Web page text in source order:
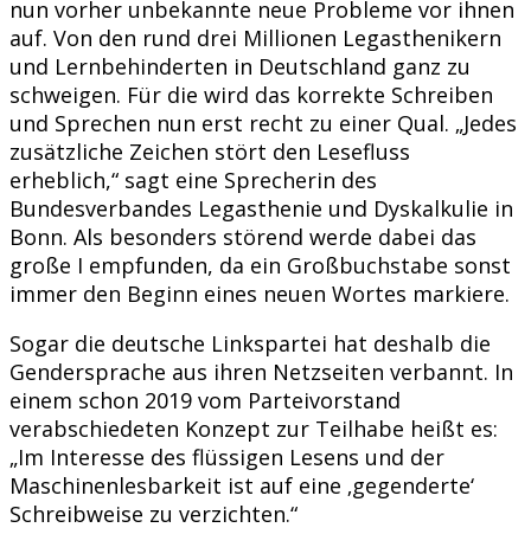
nun vorher unbekannte neue Probleme vor ihnen
auf. Von den rund drei Millionen Legasthenikern
und Lernbehinderten in Deutschland ganz zu
schweigen. Für die wird das korrekte Schreiben
und Sprechen nun erst recht zu einer Qual. „Jedes
zusätzliche Zeichen stört den Lesefluss
erheblich,“ sagt eine Sprecherin des
Bundesverbandes Legasthenie und Dyskalkulie in
Bonn. Als besonders störend werde dabei das
große I empfunden, da ein Großbuchstabe sonst
immer den Beginn eines neuen Wortes markiere.
Sogar die deutsche Linkspartei hat deshalb die
Gendersprache aus ihren Netzseiten verbannt. In
einem schon 2019 vom Parteivorstand
verabschiedeten Konzept zur Teilhabe heißt es:
„Im Interesse des flüssigen Lesens und der
Maschinenlesbarkeit ist auf eine ‚gegenderte‘
Schreibweise zu verzichten.“